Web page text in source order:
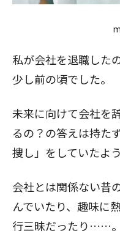
私が会社を退職した
少し前の頃でした。
未来に向けて会社を
るの？の答えは持た
捜し」をしていたよ
会社とは関係ない昔
んでいたり、趣味に
行三昧だったり……。